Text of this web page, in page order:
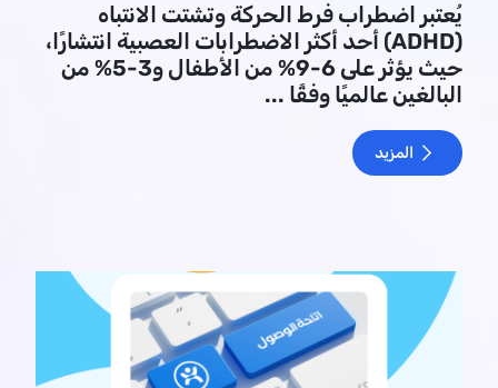
يُعتبر اضطراب فرط الحركة وتشتت الانتباه
(ADHD) أحد أكثر الاضطرابات العصبية انتشارًا،
حيث يؤثر على 6-9% من الأطفال و3-5% من
البالغين عالميًا وفقًا ...
المزيد